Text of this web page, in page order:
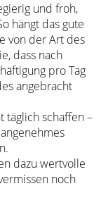
und froh,
hängt das gute
von der Art des
dass nach
pro Tag
angebracht
täglich schaffen –
dazu wertvolle
noch